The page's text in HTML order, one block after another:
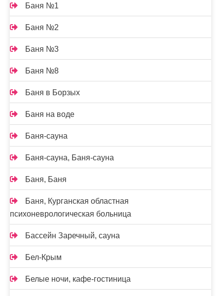
Баня №1
Баня №2
Баня №3
Баня №8
Баня в Борзых
Баня на воде
Баня-сауна
Баня-сауна, Баня-сауна
Баня, Баня
Баня, Курганская областная
психоневрологическая больница
Бассейн Заречный, сауна
Бел-Крым
Белые ночи, кафе-гостиница